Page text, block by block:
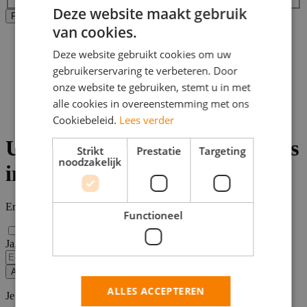
Filters Toepassen Alle filters wissen
Home
Bijbaan
Coevorden
Vacatures uiterlijke verzorging
Uiterlijke Verzorging vacatures
in Coevorden
Er zijn Uiterlijke Verzorging vacatures in Coevorden gevonden.
Ja, email mij de nieuwste vacatures van deze zoekopdracht!
If
you
are
a
Alert opslaan
Je kunt vacature-alerts op elk moment uitzetten.
Deze website maakt gebruik
van cookies.
Deze website gebruikt cookies om uw
gebruikerservaring te verbeteren. Door
onze website te gebruiken, stemt u in met
alle cookies in overeenstemming met ons
Cookiebeleid. Lees verder
Strikt
noodzakelijk
Prestatie Targeting
Functioneel
ALLES ACCEPTEREN